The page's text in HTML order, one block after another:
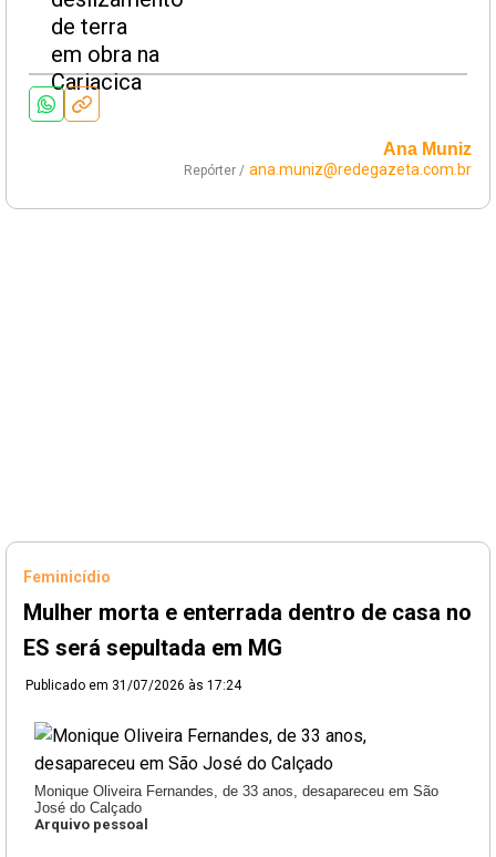
Ana Muniz
Repórter / ana.muniz@redegazeta.com.br
Feminicídio
Mulher morta e enterrada dentro de casa no
ES será sepultada em MG
Publicado em 31/07/2026 às 17:24
Monique Oliveira Fernandes, de 33 anos, desapareceu em São
José do Calçado
Arquivo pessoal